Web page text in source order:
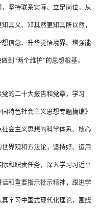
坚持联系实际、立足岗位，从
其义、知其然更知其所以然，
信念、升华觉悟境界、增强能
到“两个维护”的思想根基。
的二十大报告和党章，学习
特色社会主义思想专题摘编》
会主义思想的科学体系、核心
界观和方法论，坚持好、运用
和职责任务，深入学习习近平
和重要指示批示精神，跟进学
学习中国式现代化理论，围绕